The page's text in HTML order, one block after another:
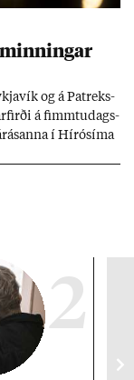
og á Pat­reks­
á fimmtu­dags­
í Hírósíma
2